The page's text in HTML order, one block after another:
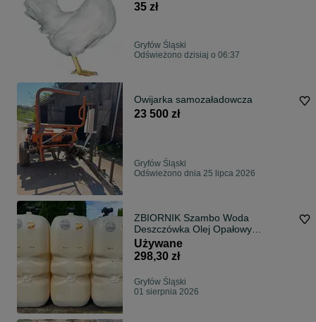
35 zł
Gryfów Śląski
Odświeżono dzisiaj o 06:37
Owijarka samozaładowcza
23 500 zł
Gryfów Śląski
Odświeżono dnia 25 lipca 2026
ZBIORNIK Szambo Woda
Deszczówka Olej Opałowy
Napędowy Pellet Dowóz
Używane
298,30 zł
Gryfów Śląski
01 sierpnia 2026